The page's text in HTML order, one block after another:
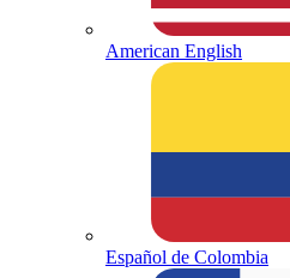
American English
Español de Colombia